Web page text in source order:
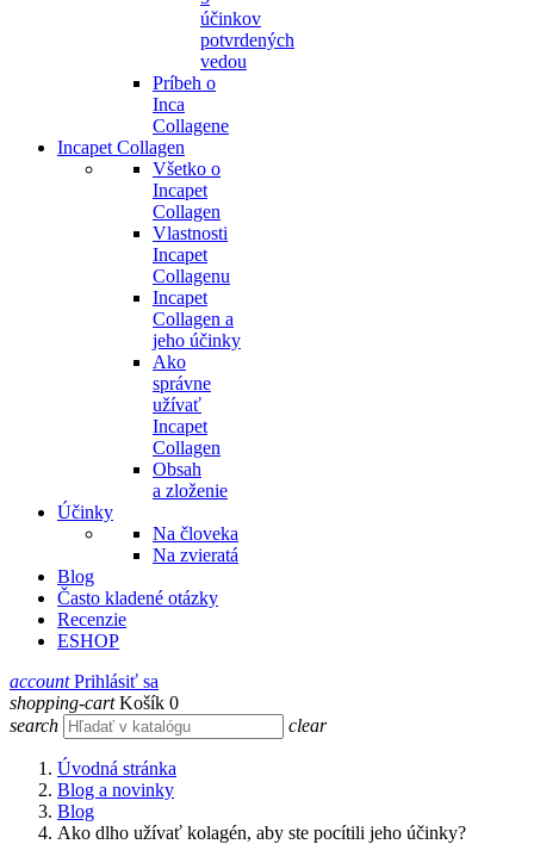
účinkov
potvrdených
vedou
Príbeh o
Inca
Collagene
Incapet Collagen
Všetko o
Incapet
Collagen
Vlastnosti
Incapet
Collagenu
Incapet
Collagen a
jeho účinky
Ako
správne
užívať
Incapet
Collagen
Obsah
a zloženie
Účinky
Na človeka
Na zvieratá
Blog
Často kladené otázky
Recenzie
ESHOP
account Prihlásiť sa
shopping-cart Košík 0
search
clear
Úvodná stránka
Blog a novinky
Blog
Ako dlho užívať kolagén, aby ste pocítili jeho účinky?